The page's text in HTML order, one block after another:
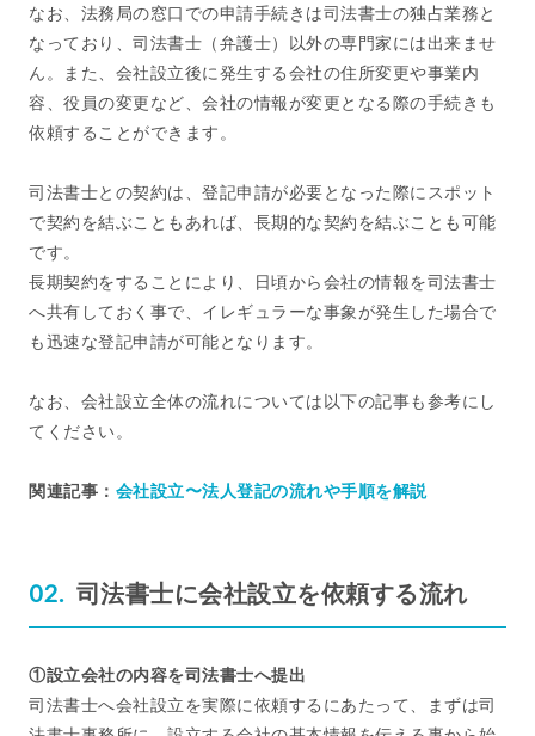
なお、法務局の窓口での申請手続きは司法書士の独占業務と
なっており、司法書士（弁護士）以外の専門家には出来ませ
ん。また、会社設立後に発生する会社の住所変更や事業内
容、役員の変更など、会社の情報が変更となる際の手続きも
依頼することができます。
司法書士との契約は、登記申請が必要となった際にスポット
で契約を結ぶこともあれば、長期的な契約を結ぶことも可能
です。
長期契約をすることにより、日頃から会社の情報を司法書士
へ共有しておく事で、イレギュラーな事象が発生した場合で
も迅速な登記申請が可能となります。
なお、会社設立全体の流れについては以下の記事も参考にし
てください。
関連記事： 会社設立〜法人登記の流れや手順を解説
司法書士に会社設立を依頼する流れ
①設立会社の内容を司法書士へ提出
司法書士へ会社設立を実際に依頼するにあたって、まずは司